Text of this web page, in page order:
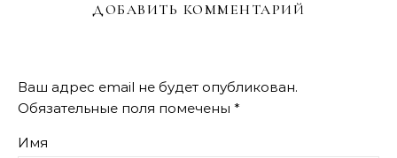
ДОБАВИТЬ КОММЕНТАРИЙ
Ваш адрес email не будет опубликован.
Обязательные поля помечены *
Имя